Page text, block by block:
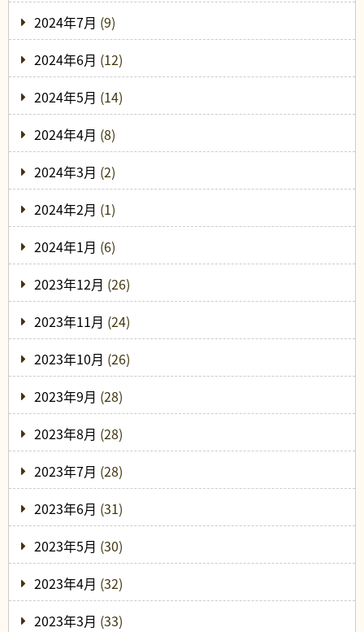
2024年7月 (9)
2024年6月 (12)
2024年5月 (14)
2024年4月 (8)
2024年3月 (2)
2024年2月 (1)
2024年1月 (6)
2023年12月 (26)
2023年11月 (24)
2023年10月 (26)
2023年9月 (28)
2023年8月 (28)
2023年7月 (28)
2023年6月 (31)
2023年5月 (30)
2023年4月 (32)
2023年3月 (33)